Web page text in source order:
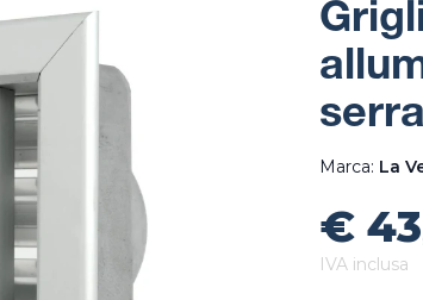
Marca: La
€ 43
IVA inclusa